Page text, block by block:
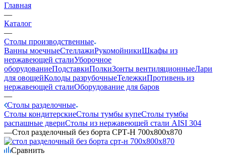
Главная
—
Каталог
—
Столы производственные
Ванны моечныеСтеллажиРукомойникиШкафы из
нержавеющей сталиУборочное
оборудованиеПодставкиПолкиЗонты вентиляционныеЛари
для овощейКолоды разрубочныеТележкиПротивень из
нержавеющей сталиОборудование для баров
—
Столы разделочные
Столы кондитерскиеСтолы тумбы купеСтолы тумбы
распашные двериСтолы из нержавеющей стали AISI 304
—Стол разделочный без борта СРТ-Н 700х800х870
Сравнить